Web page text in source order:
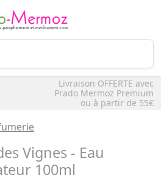
Livraison OFFERTE avec
Prado Mermoz Premium
ou à partir de 55€
Vignes - Eau
100ml